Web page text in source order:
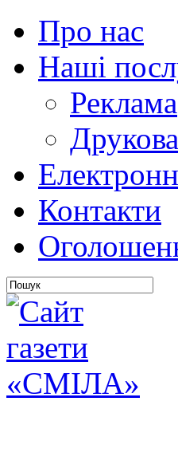
Про нас
Наші
Реклама
Контакти